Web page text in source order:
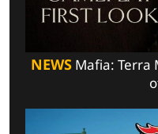
NEWS Mafia: Terra